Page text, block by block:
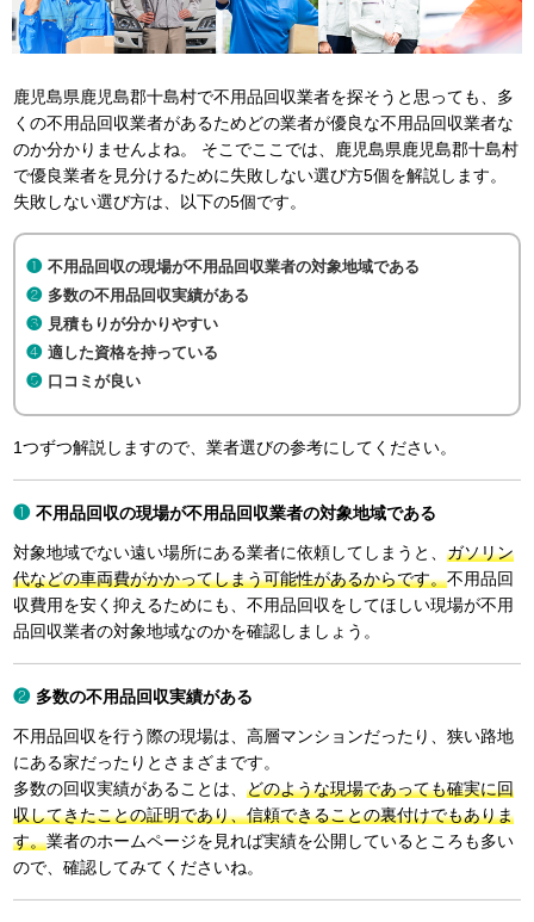
鹿児島県鹿児島郡十島村で不用品回収業者を探そうと思っても、多
くの不用品回収業者があるためどの業者が優良な不用品回収業者な
のか分かりませんよね。 そこでここでは、鹿児島県鹿児島郡十島村
で優良業者を見分けるために失敗しない選び方5個を解説します。
失敗しない選び方は、以下の5個です。
不用品回収の現場が不用品回収業者の対象地域である
多数の不用品回収実績がある
見積もりが分かりやすい
適した資格を持っている
口コミが良い
1つずつ解説しますので、業者選びの参考にしてください。
不用品回収の現場が不用品回収業者の対象地域である
対象地域でない遠い場所にある業者に依頼してしまうと、ガソリン
代などの車両費がかかってしまう可能性があるからです。不用品回
収費用を安く抑えるためにも、不用品回収をしてほしい現場が不用
品回収業者の対象地域なのかを確認しましょう。
多数の不用品回収実績がある
不用品回収を行う際の現場は、高層マンションだったり、狭い路地
にある家だったりとさまざまです。
多数の回収実績があることは、どのような現場であっても確実に回
収してきたことの証明であり、信頼できることの裏付けでもありま
す。業者のホームページを見れば実績を公開しているところも多い
ので、確認してみてくださいね。